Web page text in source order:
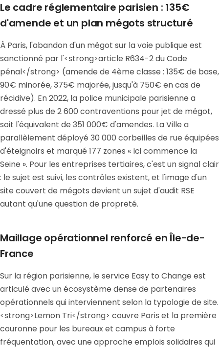
Le cadre réglementaire parisien : 135€
d'amende et un plan mégots structuré
À Paris, l'abandon d'un mégot sur la voie publique est
sanctionné par l'<strong>article R634-2 du Code
pénal</strong> (amende de 4ème classe : 135€ de base,
90€ minorée, 375€ majorée, jusqu'à 750€ en cas de
récidive). En 2022, la police municipale parisienne a
dressé plus de 2 600 contraventions pour jet de mégot,
soit l'équivalent de 351 000€ d'amendes. La Ville a
parallèlement déployé 30 000 corbeilles de rue équipées
d'éteignoirs et marqué 177 zones « Ici commence la
Seine ». Pour les entreprises tertiaires, c'est un signal clair
: le sujet est suivi, les contrôles existent, et l'image d'un
site couvert de mégots devient un sujet d'audit RSE
autant qu'une question de propreté.
Maillage opérationnel renforcé en Île-de-
France
Sur la région parisienne, le service Easy to Change est
articulé avec un écosystème dense de partenaires
opérationnels qui interviennent selon la typologie de site.
<strong>Lemon Tri</strong> couvre Paris et la première
couronne pour les bureaux et campus à forte
fréquentation, avec une approche emplois solidaires qui